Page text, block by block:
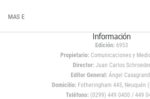
MAS E
Información
Edición: 6953
Propietario:Comunicaciones y
Director: Juan Carlos
Editor General:Ángel
Domicilio:Fotheringham 445, Neuquén
Teléfono: (0299) 449 0400 / 449